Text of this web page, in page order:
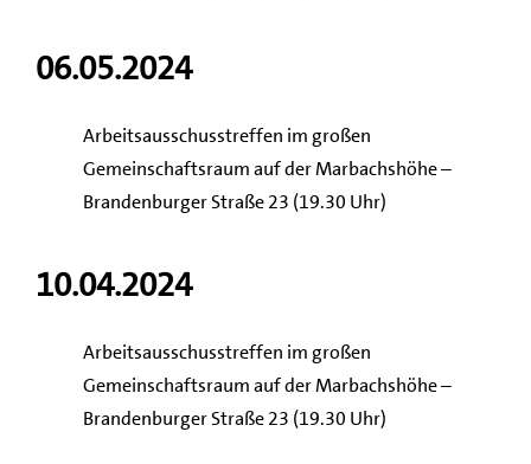
06.05.2024
Arbeitsausschusstreffen im großen
Gemeinschaftsraum auf der Marbachshöhe –
Brandenburger Straße 23 (19.30 Uhr)
10.04.2024
Arbeitsausschusstreffen im großen
Gemeinschaftsraum auf der Marbachshöhe –
Brandenburger Straße 23 (19.30 Uhr)